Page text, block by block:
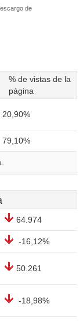
de
% de vistas de la
página
20,90%
79,10%
64.974
-16,12%
50.261
-18,98%